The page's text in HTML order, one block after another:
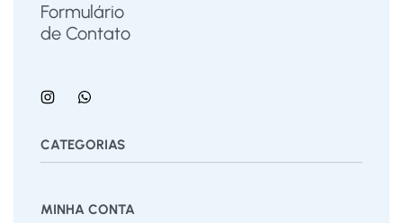
Formulário
de Contato
CATEGORIAS
MINHA CONTA